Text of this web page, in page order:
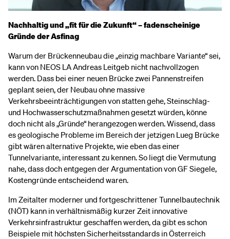
Nachhaltig und „fit für die Zukunft“ – fadenscheinige
Gründe der Asfinag
Warum der Brückenneubau die „einzig machbare Variante“ sei,
kann von NEOS LA Andreas Leitgeb nicht nachvollzogen
werden. Dass bei einer neuen Brücke zwei Pannenstreifen
geplant seien, der Neubau ohne massive
Verkehrsbeeinträchtigungen von statten gehe, Steinschlag-
und Hochwasserschutzmaßnahmen gesetzt würden, könne
doch nicht als „Gründe“ herangezogen werden. Wissend, dass
es geologische Probleme im Bereich der jetzigen Lueg Brücke
gibt wären alternative Projekte, wie eben das einer
Tunnelvariante, interessant zu kennen. So liegt die Vermutung
nahe, dass doch entgegen der Argumentation von GF Siegele,
Kostengründe entscheidend waren.
Im Zeitalter moderner und fortgeschrittener Tunnelbautechnik
(NÖT) kann in verhältnismäßig kurzer Zeit innovative
Verkehrsinfrastruktur geschaffen werden, da gibt es schon
Beispiele mit höchsten Sicherheitsstandards in Österreich